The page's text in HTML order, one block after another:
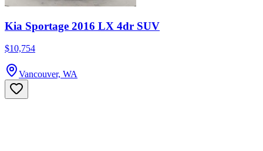
Kia Sportage 2016 LX 4dr SUV
$10,754
Vancouver, WA